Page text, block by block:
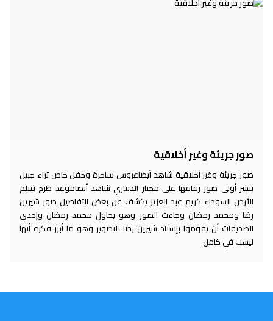
صور جريئة وغير أخلاقية
صور جريئة وغير أخلاقية شاهد أيضاعروس ساحرة وحفل خاص ثراء جبيل
تنشر أولى صور زفافها على مختار الديناري شاهد أيضاموعد طرح فيلم
الأرض السوداء كريم عبد العزيز يكشف عن بعض التفاصيل صور شيرين
رضا ومحمد رمضان وجاءت الصور وهو يحاول محمد رمضان وإحدى
الصديقات أن يقوموا بإسناد شيرين رضا للتصوير وهو ما أبرز فكرة أنها
ليست في كامل